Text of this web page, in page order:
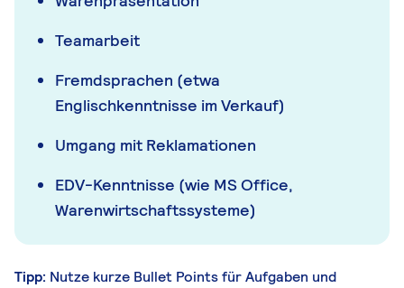
Teamarbeit
Fremdsprachen (etwa
Englischkenntnisse im Verkauf)
Umgang mit Reklamationen
EDV-Kenntnisse (wie MS Office,
Warenwirtschaftssysteme)
Tipp: Nutze kurze Bullet Points für Aufgaben und